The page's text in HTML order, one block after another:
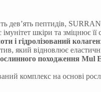
дев’ять пептидів,
шкіри та зміцнює її
і гідролізований колаген
який відновлює
походження Mul
комплекс на основі